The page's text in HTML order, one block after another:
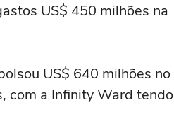
US$ 450 milhões na
US$ 640 milhões no
com a Infinity Ward tendo